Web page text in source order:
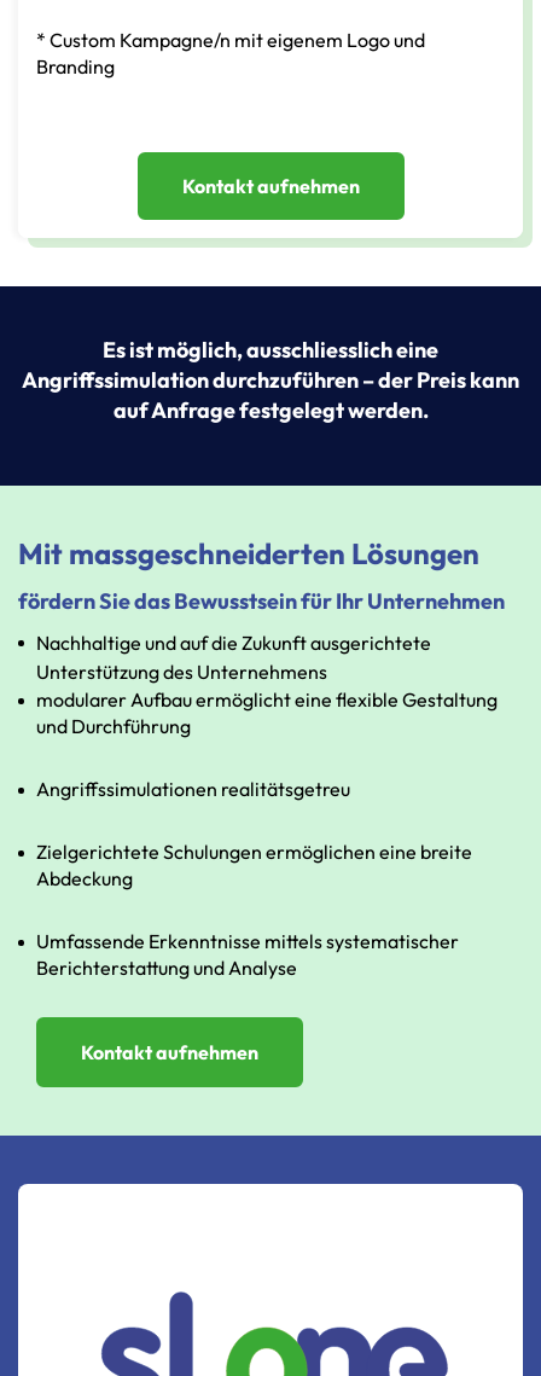
* Custom Kampagne/n mit eigenem Logo und
Branding
Kontakt aufnehmen
Esistmöglich,ausschliesslicheine
Angriffssimulationdurchzuführen–derPreiskann
aufAnfragefestgelegtwerden.
Mit massgeschneiderten Lösungen
fördern Sie das Bewusstsein für Ihr Unternehmen
Nachhaltige undaufdie Zukunftausgerichtete
Unterstützungdes Unternehmens
modularerAufbauermöglichteine flexible Gestaltung
und Durchführung
Angriffssimulationen realitätsgetreu
Zielgerichtete Schulungen ermöglichen eine breite
Abdeckung
Umfassende Erkenntnisse mittelssystematischer
BerichterstattungundAnalyse
Kontakt aufnehmen